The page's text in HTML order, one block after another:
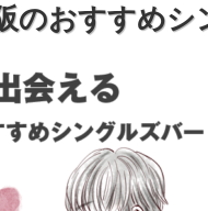
のおすすめ